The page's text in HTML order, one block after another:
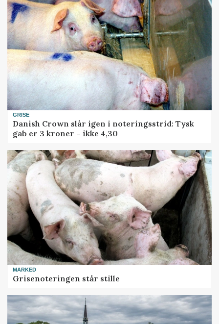
GRISE
Danish Crown slår igen i noteringsstrid: Tysk
gab er 3 kroner – ikke 4,30
MARKED
Grisenoteringen står stille